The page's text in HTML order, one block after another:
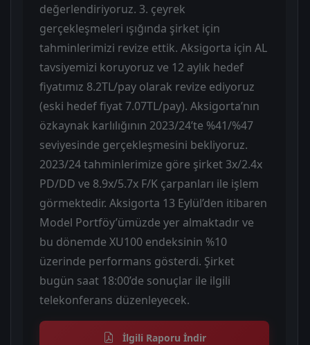
değerlendiriyoruz. 3. çeyrek
gerçekleşmeleri ışığında şirket için
tahminlerimizi revize ettik. Aksigorta için AL
tavsiyemizi koruyoruz ve 12 aylık hedef
fiyatımız 8.2TL/pay olarak revize ediyoruz
(eski hedef fiyat 7.07TL/pay). Aksigorta’nın
özkaynak karlılığının 2023/24’te %41/%47
seviyesinde gerçekleşmesini bekliyoruz.
2023/24 tahminlerimize göre şirket 3x/2.4x
PD/DD ve 8.9x/5.7x F/K çarpanları ile işlem
görmektedir. Aksigorta 13 Eylül’den itibaren
Model Portföy’ümüzde yer almaktadır ve
bu dönemde XU100 endeksinin %10
üzerinde performans gösterdi. Şirket
bugün saat 18:00’de sonuçlar ile ilgili
telekonferans düzenleyecek.
İlgili Raporu İndir